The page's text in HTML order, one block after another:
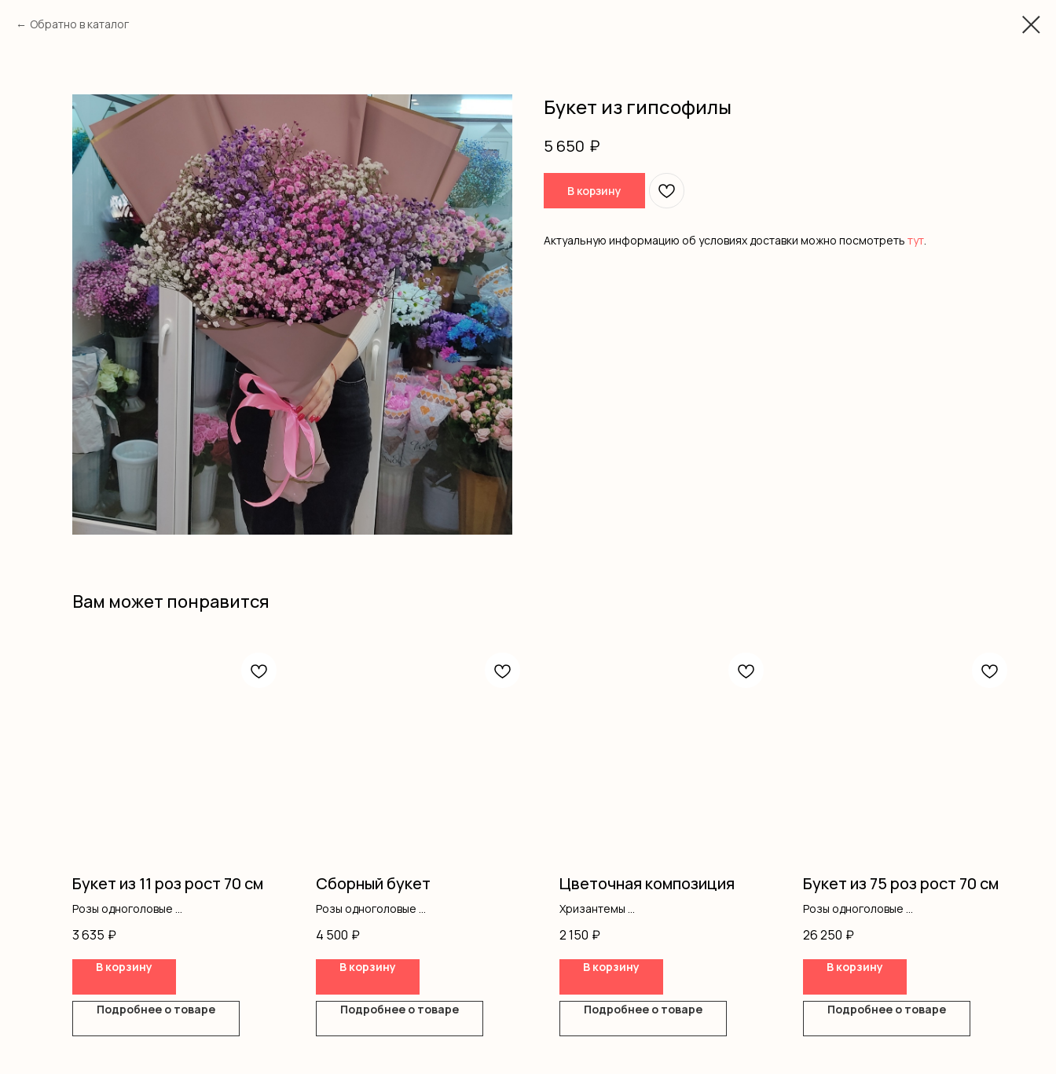
Обратно в каталог
Букет из гипсофилы
5 650 ₽
В корзину
Актуальную информацию об условиях доставки можно посмотреть тут
Вам может понравится
Букет из 11 роз рост 70 см
Розы одноголовые
3 635 ₽
В корзину
Подробнее о товаре
Сборный букет
Розы одноголовые
Оформление
4 500 ₽
В корзину
Подробнее о товаре
Цветочная композиция
Хризантемы
Эустома
Оазис
Коробка
2 150 ₽
В корзину
Подробнее о товаре
Букет из 75 роз рост 70 см
Розы одноголовые
26 250 ₽
В корзину
Подробнее о товаре